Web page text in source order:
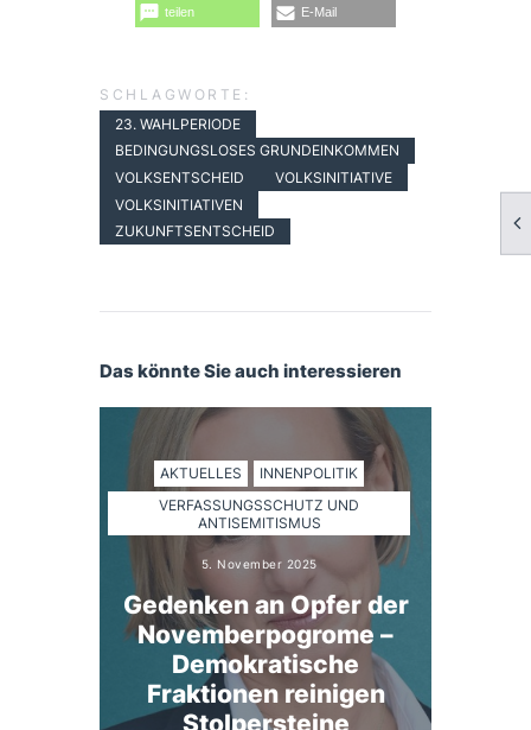
teilen E-Mail
SCHLAGWORTE:
23. WAHLPERIODE
BEDINGUNGSLOSES GRUNDEINKOMMEN
VOLKSENTSCHEID
VOLKSINITIATIVE
VOLKSINITIATIVEN
ZUKUNFTSENTSCHEID
Das könnte Sie auch interessieren
AKTUELLES
INNENPOLITIK
VERFASSUNGSSCHUTZ UND
ANTISEMITISMUS
5. November 2025
Gedenken an Opfer der
Novemberpogrome –
Demokratische
Fraktionen reinigen
Stolpersteine